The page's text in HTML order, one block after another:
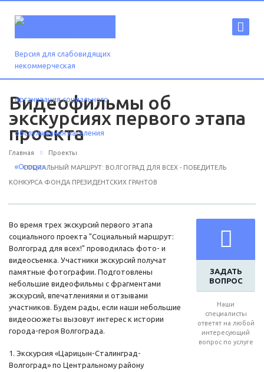
Версия для слабовидящих
Видеофильмы об
экскурсиях первого этапа
проекта
Главная Проекты
СОЦИАЛЬНЫЙ МАРШРУТ: ВОЛГОГРАД ДЛЯ ВСЕХ - ПОБЕДИТЕЛЬ
КОНКУРСА ФОНДА ПРЕЗИДЕНТСКИХ ГРАНТОВ
ЗАДАТЬ
ВОПРОС
Наши
специалисты
ответят на любой
интересующий
вопрос по услуге
Во время трех экскурсий первого этапа
социального проекта "Социальный маршрут:
Волгоград для всех!" проводилась фото- и
видеосъемка. Участники экскурсий получат
памятные фотографии. Подготовлены
небольшие видеофильмы с фрагментами
экскурсий, впечатлениями и отзывами
участников. Будем рады, если наши небольшие
видеосюжеты вызовут интерес к истории
города-героя Волгограда.
1. Экскурсия «Царицын-Сталинград-
Волгоград» по Центральному району